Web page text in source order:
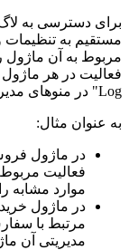
برای دسترسی به
مستقیم به تنظیمات
مربوط به آن ماژول
Log" در منوهای مدیریتی ماژول قرار دارند.
به عنوان مثال:
فعالیت
موارد مشابه
مرتبط با
مدیریتی آن